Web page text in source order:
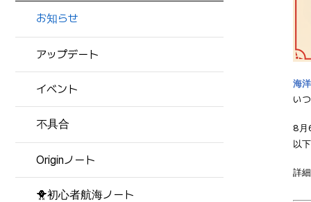
お知らせ
アップデート
イベント
不具合
Originノート
🐥初心者航海ノート
海
い
8月
以
詳